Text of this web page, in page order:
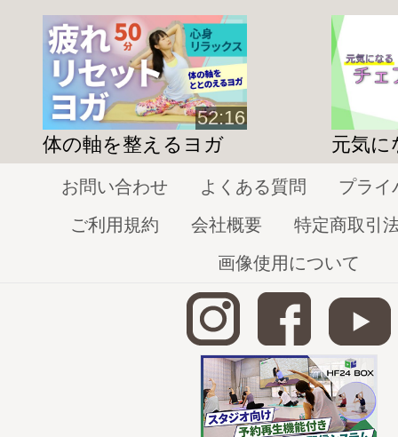
＜ヨガパート①＞
仰向けのポーズを中心に構成
＜セルフマッサージ（手編）＞
合こくのツボ・・・首から上に効果的
労宮のツボ・・・疲労回復
＜ヨガパート②＞
＜セルフマッサージ（お尻・足編）＞
指圧、もみほぐし・・・足の疲れやむくみ
叩打法･･･太ももとお尻をほぐす
————————————————
アジアンヒーリング＆ヨガ アンナプルナ
52:16
体の軸を整えるヨガ
元気に
お問い合わせ よくある質問
プライ
ご利用規約
会社概要
特定商取引
画像使用について